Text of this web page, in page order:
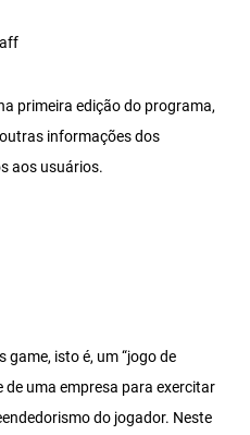
primeira edição do programa,
informações dos
aos usuários.
game, isto é, um “jogo de
de uma empresa para exercitar
do jogador. Neste